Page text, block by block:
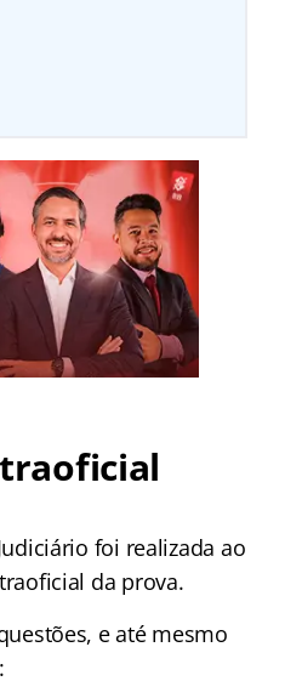
foi realizada ao
da prova.
e até mesmo